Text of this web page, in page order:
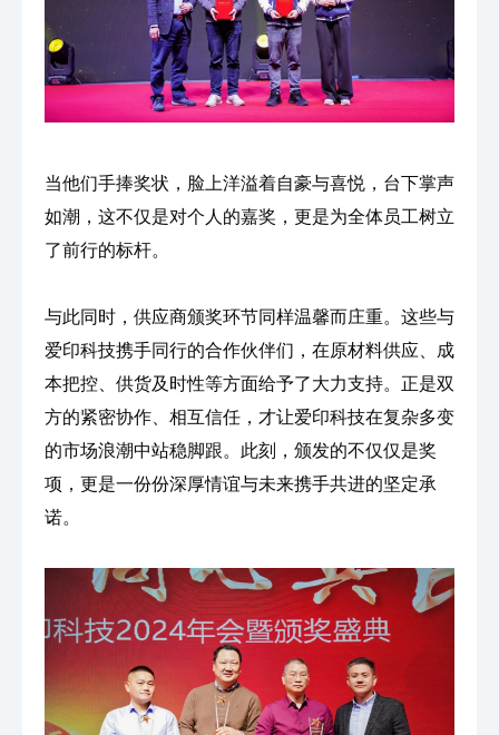
当他们手捧奖状，脸上洋溢着自豪与喜悦，台下掌声
如潮，这不仅是对个人的嘉奖，更是为全体员工树立
了前行的标杆。
与此同时，供应商颁奖环节同样温馨而庄重。这些与
爱印科技携手同行的合作伙伴们，在原材料供应、成
本把控、供货及时性等方面给予了大力支持。正是双
方的紧密协作、相互信任，才让爱印科技在复杂多变
的市场浪潮中站稳脚跟。此刻，颁发的不仅仅是奖
项，更是一份份深厚情谊与未来携手共进的坚定承
诺。